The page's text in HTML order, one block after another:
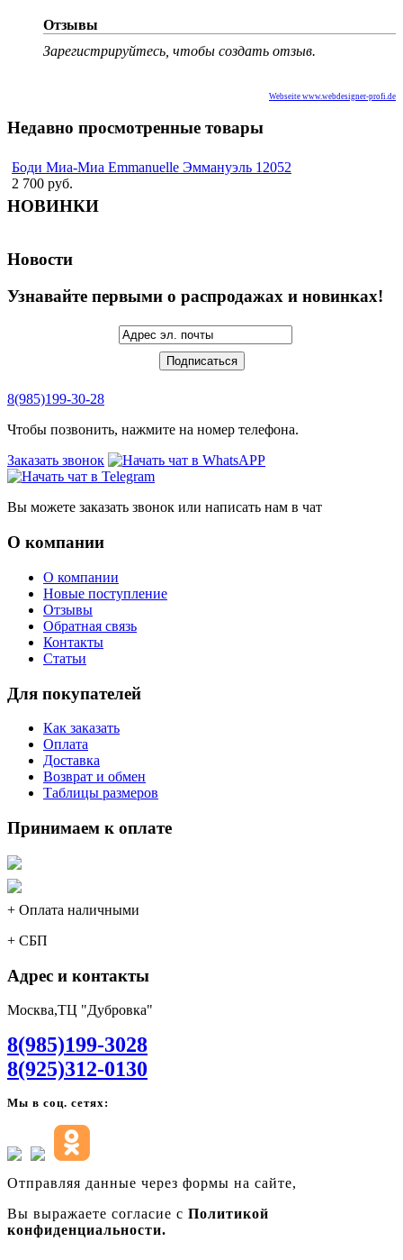
Отзывы
Зарегистрируйтесь, чтобы создать отзыв.
Webseite www.webdesigner-profi.de
Недавно просмотренные товары
Боди Миа-Миа Emmanuelle Эммануэль 12052
2 700 руб.
НОВИНКИ
Новости
Узнавайте первыми о распродажах и новинках!
8(985)199-30-28
Чтобы позвонить, нажмите на номер телефона.
Заказать звонок
Вы можете заказать звонок или написать нам в чат
О компании
О компании
Новые поступление
Отзывы
Обратная связь
Контакты
Статьи
Для покупателей
Как заказать
Оплата
Доставка
Возврат и обмен
Таблицы размеров
Принимаем к оплате
+ Оплата наличными
+ СБП
Адрес и контакты
Москва,ТЦ "Дубровка"
8(985)199-3028
8(925)312-0130
Мы в соц. сетях:
Отправляя данные через формы на сайте,
Вы выражаете согласие с Политикой
конфиденциальности.